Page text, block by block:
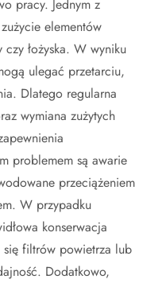
pracy. Jednym z
elementów
łożyska. W wyniku
ulegać przetarciu,
Dlatego regularna
wymiana zużytych
problemem są awarie
przeciążeniem
W przypadku
konserwacja
filtrów powietrza lub
Dodatkowo,